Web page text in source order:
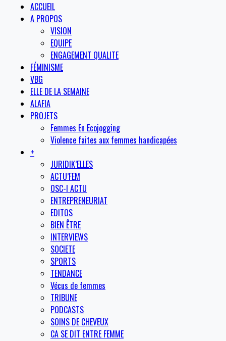
ACCUEIL
A PROPOS
VISION
EQUIPE
ENGAGEMENT QUALITE
FÉMINISME
VBG
ELLE DE LA SEMAINE
ALAFIA
PROJETS
Femmes En Ecojogging
Violence faites aux femmes handicapées
+
JURIDIK’ELLES
ACTU’FEM
OSC-I ACTU
ENTREPRENEURIAT
EDITOS
BIEN ÊTRE
INTERVIEWS
SOCIETE
SPORTS
TENDANCE
Vécus de femmes
TRIBUNE
PODCASTS
SOINS DE CHEVEUX
CA SE DIT ENTRE FEMME